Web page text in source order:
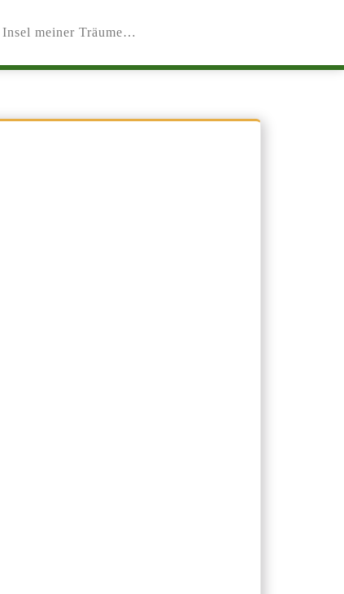
meiner Träume…